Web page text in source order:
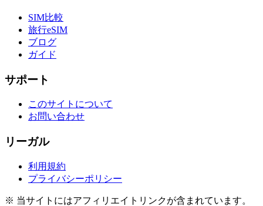
SIM比較
旅行eSIM
ブログ
ガイド
サポート
このサイトについて
お問い合わせ
リーガル
利用規約
プライバシーポリシー
※ 当サイトにはアフィリエイトリンクが含まれています。